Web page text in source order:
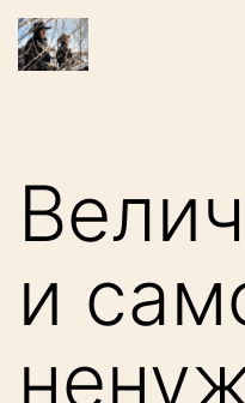
Перейти
Искатели
и